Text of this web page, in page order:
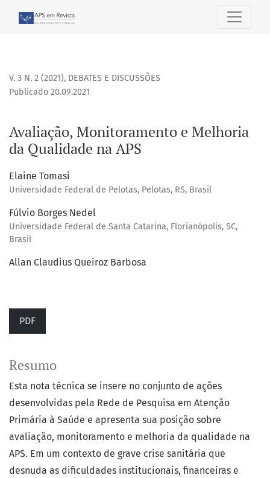
Avaliação, Monitoramento e Melhoria da Qualidade na APS
V. 3 N. 2 (2021), DEBATES E DISCUSSÕES
Avaliação, Monitoramento e Melhoria
da Qualidade na APS
Publicado 20.09.2021
Elaine Tomasi
Universidade Federal de Pelotas, Pelotas, RS, Brasil
Fúlvio Borges Nedel
Universidade Federal de Santa Catarina, Florianópolis, SC,
Brasil
Allan Claudius Queiroz Barbosa
PDF
Resumo
Esta nota técnica se insere no conjunto de ações
desenvolvidas pela Rede de Pesquisa em Atenção
Primária à Saúde e apresenta sua posição sobre
avaliação, monitoramento e melhoria da qualidade na
APS. Em um contexto de grave crise sanitária que
desnuda as dificuldades institucionais, financeiras e